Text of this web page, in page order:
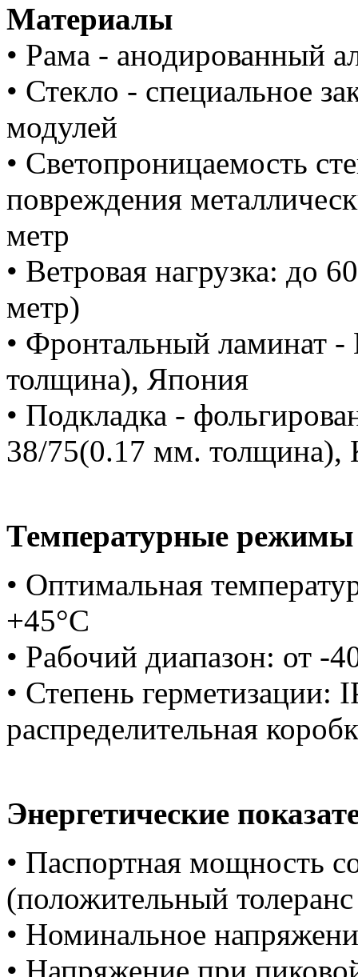
Материалы
• Рама - анодированный
• Стекло - специальное
модулей
• Светопроницаемость
повреждения
метр
• Ветровая нагрузка: до
метр)
• Фронтальный ламинат
толщина), Япония
• Подкладка -
38/75(0.17 мм. толщина),
Температурные
• Оптимальная
+45°C
• Рабочий диапазон: от -
• Степень герметизации:
распределительная
Энергетические
• Паспортная мощность
(положительный
• Номинальное
• Напряжение при